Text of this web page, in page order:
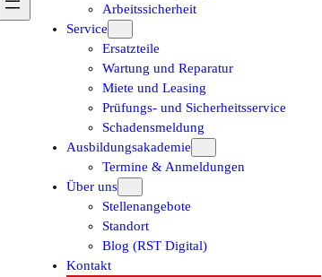
Arbeitssicherheit
Service
Ersatzteile
Wartung und Reparatur
Miete und Leasing
Prüfungs- und Sicherheitsservice
Schadensmeldung
Ausbildungsakademie
Termine & Anmeldungen
Über uns
Stellenangebote
Standort
Blog (RST Digital)
Kontakt